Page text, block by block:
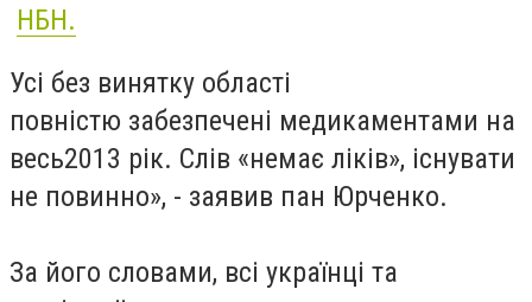
НБН.
Усі без винятку області
повністю забезпечені медикаментами на
весь2013 рік. Слів «немає ліків», існувати
не повинно», - заявив пан Юрченко.
За його словами, всі українці та